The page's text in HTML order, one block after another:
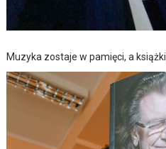
Muzyka zostaje w pamięci, a